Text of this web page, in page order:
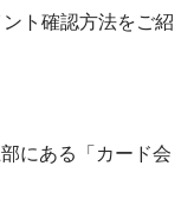
ト確認方法をご紹
にある「カード会